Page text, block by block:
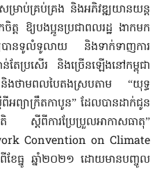
រាប់គ្រប់គ្រង និងអភិវឌ្ឍយានយន្ត
ត ឱ្យបងប្អូនប្រជាពលរដ្ឋ ងាកមក
បានទូលំទូលាយ និងទាក់ទាញការ
ែប្រសើរ និងច្រើនឡើងនៅកម្ពុជា
និងថាមពលបៃតងស្របតាម “យុទ្ធ
ពីអព្យាក្រឹតកាបូន” ដែលបានដាក់ជូន
ស្តីពីការប្រែប្រួលអាកាសធាតុ”
Convention on Climate
ែធ្នូ ឆ្នាំ២០២១ ដោយមានបញ្ចូល